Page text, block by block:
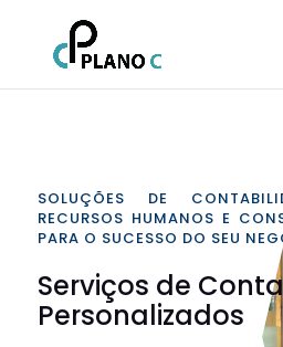
SOLUÇÕES DE
RECURSOS HUMANOS E
PARA O SUCESSO DO SEU
Serviços de
Personalizados